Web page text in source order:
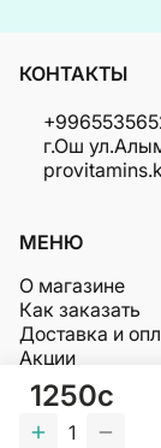
1
1250c
КОНТАКТЫ
г.Ош
МЕНЮ
О магазине
Как заказать
Доставка и
Акции
Полезное
©